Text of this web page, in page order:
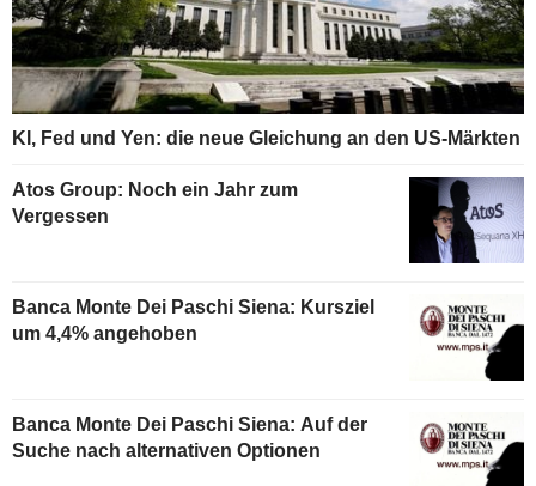
KI, Fed und Yen: die neue Gleichung an den US-Märkten
Atos Group: Noch ein Jahr zum
Vergessen
Banca Monte Dei Paschi Siena: Kursziel
um 4,4% angehoben
Banca Monte Dei Paschi Siena: Auf der
Suche nach alternativen Optionen